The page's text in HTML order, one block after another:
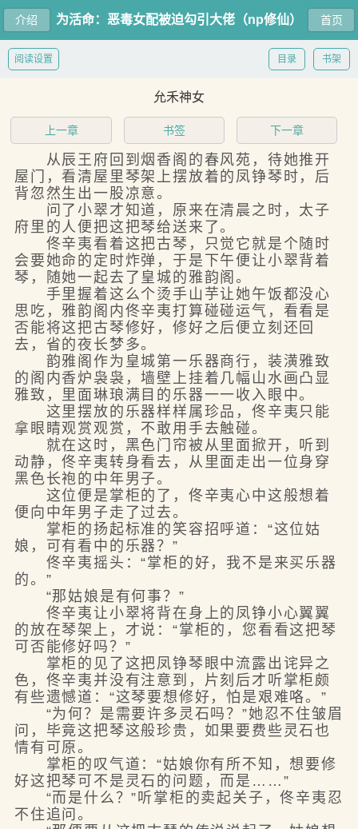
介绍 首页
为活命：恶毒女配被迫勾引大佬（np修仙）
书架
目录
阅读设置
允禾神女
上一章 书签 下一章
从辰王府回到烟香阁的春风苑，待她推开
屋门，看清屋里琴架上摆放着的凤铮琴时，后
背忽然生出一股凉意。
问了小翠才知道，原来在清晨之时，太子
府里的人便把这把琴给送来了。
佟辛夷看着这把古琴，只觉它就是个随时
会要她命的定时炸弹，于是下午便让小翠背着
琴，随她一起去了皇城的雅韵阁。
手里握着这么个烫手山芋让她午饭都没心
思吃，雅韵阁内佟辛夷打算碰碰运气，看看是
否能将这把古琴修好，修好之后便立刻还回
去，省的夜长梦多。
韵雅阁作为皇城第一乐器商行，装潢雅致
的阁内香炉袅袅，墙壁上挂着几幅山水画凸显
雅致，里面琳琅满目的乐器一一收入眼中。
这里摆放的乐器样样属珍品，佟辛夷只能
拿眼睛观赏观赏，不敢用手去触碰。
就在这时，黑色门帘被从里面掀开，听到
动静，佟辛夷转身看去，从里面走出一位身穿
黑色长袍的中年男子。
这位便是掌柜的了，佟辛夷心中这般想着
便向中年男子走了过去。
掌柜的扬起标准的笑容招呼道：“这位姑
娘，可有看中的乐器？”
佟辛夷摇头：“掌柜的好，我不是来买乐器
的。”
“那姑娘是有何事？”
佟辛夷让小翠将背在身上的凤铮小心翼翼
的放在琴架上，才说：“掌柜的，您看看这把琴
可否能修好吗？”
掌柜的见了这把凤铮琴眼中流露出诧异之
色，佟辛夷并没有注意到，片刻后才听掌柜颇
有些遗憾道：“这琴要想修好，怕是艰难咯。”
“为何？是需要许多灵石吗？”她忍不住皱眉
问，毕竟这把琴这般珍贵，如果要费些灵石也
情有可原。
掌柜的叹气道：“姑娘你有所不知，想要修
好这把琴可不是灵石的问题，而是……”
“而是什么？”听掌柜的卖起关子，佟辛夷忍
不住追问。